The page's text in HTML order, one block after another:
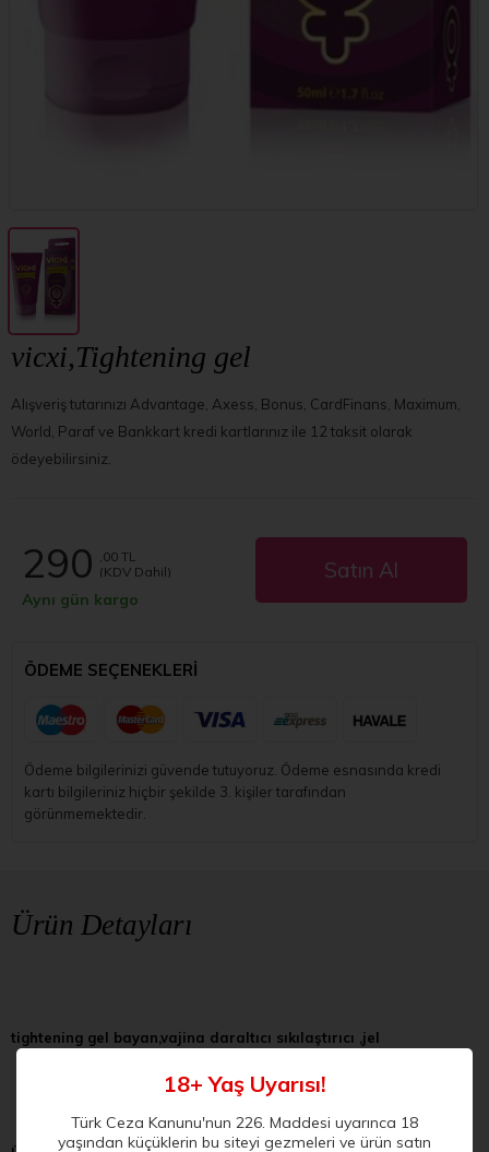
18+ Yaş Uyarısı!
Türk Ceza Kanunu'nun 226. Maddesi uyarınca 18
yaşından küçüklerin bu siteyi gezmeleri ve ürün satın
vicxi,Tightening gel
Alışveriş tutarınızı Advantage, Axess, Bonus, CardFinans, Maximum,
World, Paraf ve Bankkart kredi kartlarınız ile 12 taksit olarak
ödeyebilirsiniz.
290 ,00 TL
(KDV Dahil)
Aynı gün kargo
Satın Al
ÖDEME SEÇENEKLERI
Ödeme bilgilerinizi güvende tutuyoruz. Ödeme esnasında kredi
kartı bilgileriniz hiçbir şekilde 3. kişiler tarafından
görünmemektedir.
Ürün Detayları
tightening gel bayan,vajina daraltıcı sıkılaştırıcı ,jel